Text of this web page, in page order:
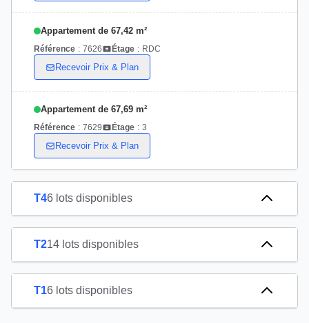
Appartement de 67,42 m²
Référence : 7626 Étage : RDC
Recevoir Prix & Plan
Appartement de 67,69 m²
Référence : 7629 Étage : 3
Recevoir Prix & Plan
T46 lots disponibles
T214 lots disponibles
T16 lots disponibles